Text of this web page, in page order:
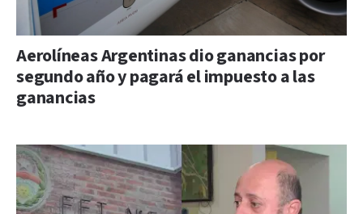
Aerolíneas Argentinas dio ganancias por
segundo año y pagará el impuesto a las
ganancias